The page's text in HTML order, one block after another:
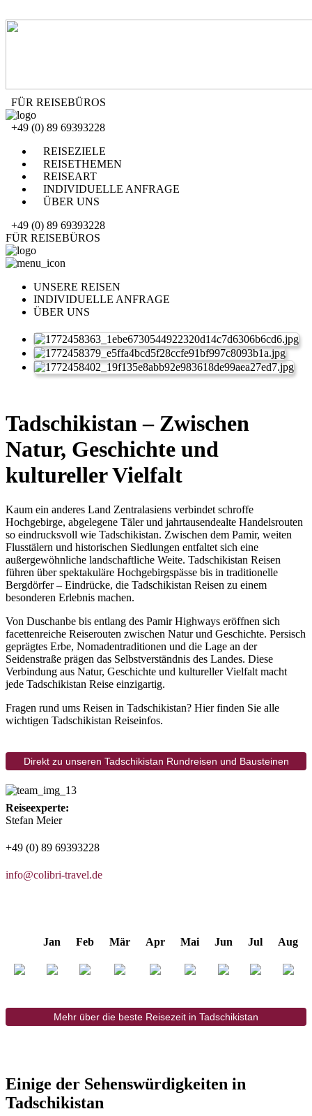
FÜR REISEBÜROS
+49 (0) 89 69393228
REISEZIELE
REISETHEMEN
REISEART
INDIVIDUELLE ANFRAGE
ÜBER UNS
+49 (0) 89 69393228
FÜR REISEBÜROS
UNSERE REISEN
INDIVIDUELLE ANFRAGE
ÜBER UNS
Tadschikistan – Zwischen
Natur, Geschichte und
kultureller Vielfalt
Kaum ein anderes Land Zentralasiens verbindet schroffe
Hochgebirge, abgelegene Täler und jahrtausendealte Handelsrouten
so eindrucksvoll wie Tadschikistan. Zwischen dem Pamir, weiten
Flusstälern und historischen Siedlungen entfaltet sich eine
außergewöhnliche landschaftliche Weite. Tadschikistan Reisen
führen über spektakuläre Hochgebirgspässe bis in traditionelle
Bergdörfer – Eindrücke, die Tadschikistan Reisen zu einem
besonderen Erlebnis machen.
Von Duschanbe bis entlang des Pamir Highways eröffnen sich
facettenreiche Reiserouten zwischen Natur und Geschichte. Persisch
geprägtes Erbe, Nomadentraditionen und die Lage an der
Seidenstraße prägen das Selbstverständnis des Landes. Diese
Verbindung aus Natur, Geschichte und kultureller Vielfalt macht
jede Tadschikistan Reise einzigartig.
Fragen rund ums Reisen in Tadschikistan? Hier finden Sie alle
wichtigen Tadschikistan Reiseinfos.
Direkt zu unseren Tadschikistan Rundreisen und Bausteinen
Reiseexperte:
Stefan Meier
+49 (0) 89 69393228
info@colibri-travel.de
Jan Feb Mär Apr Mai Jun Jul Aug
Mehr über die beste Reisezeit in Tadschikistan
Einige der Sehenswürdigkeiten in
Tadschikistan